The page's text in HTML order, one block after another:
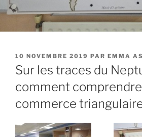
PUBLIÉ
LE
10 NOVEMBRE 2019 PAR EMMA
Sur les traces du
comment
commerce